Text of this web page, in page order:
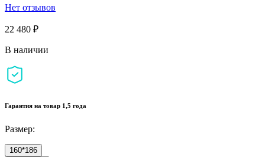
Нет отзывов
22 480 ₽
В наличии
Гарантия на товар 1,5 года
Размер:
160*186